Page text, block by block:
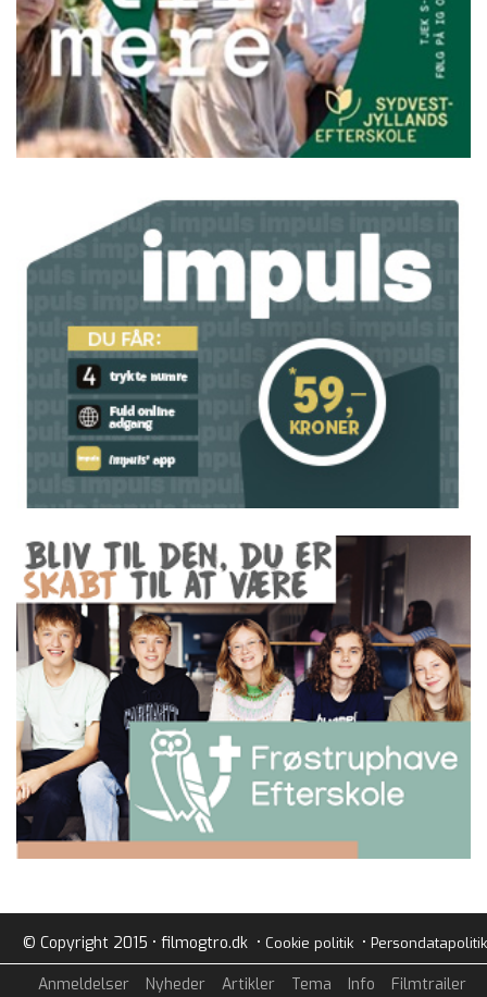
© Copyright 2015 • filmogtro.dk • Cookie politik• Persondatapolitik
Anmeldelser Nyheder Artikler Tema Info Filmtrailer